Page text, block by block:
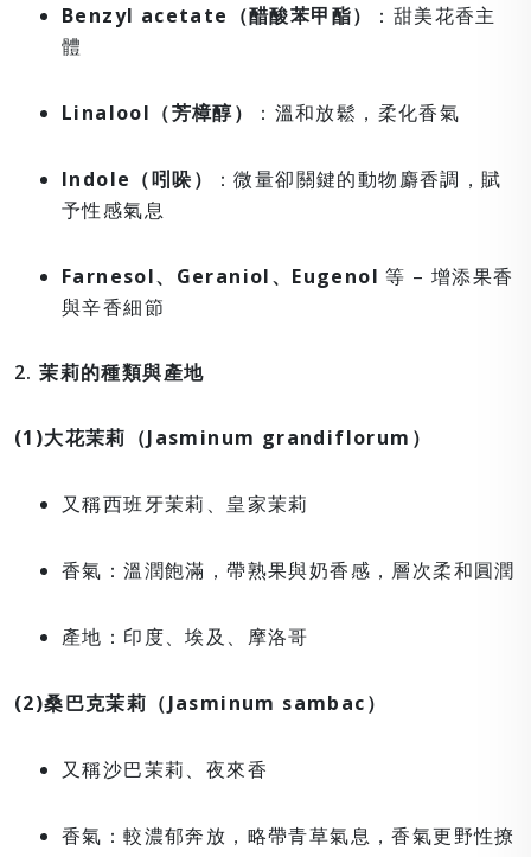
Benzyl acetate（醋酸苯甲酯）
：甜美花香主
體
Linalool（芳樟醇） ：溫和放鬆，柔化香氣
Indole（吲哚）
：微量卻關鍵的動物麝香調，賦
予性感氣息
Farnesol、Geraniol、Eugenol 等 – 增添果香
與辛香細節
2. 茉莉的種類與產地
(1)大花茉莉（Jasminum grandiflorum）
又稱西班牙茉莉、皇家茉莉
香氣：溫潤飽滿，帶熟果與奶香感，層次柔和圓潤
產地：印度、埃及、摩洛哥
(2)桑巴克茉莉（Jasminum sambac）
又稱沙巴茉莉、夜來香
香氣：較濃郁奔放，略帶青草氣息，香氣更野性撩